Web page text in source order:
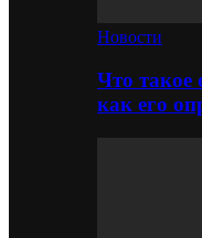
Новости
Что такое
как его